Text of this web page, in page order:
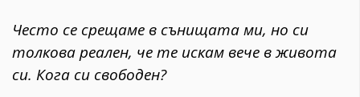
Често се срещаме в сънищата ми, но си
толкова реален, че те искам вече в живота
си. Кога си свободен?